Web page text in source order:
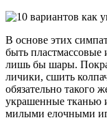
В основе этих
быть пластмассовые
лишь бы шары.
личики, сшить
обязательно такого
украшенные тканью
милыми елочными